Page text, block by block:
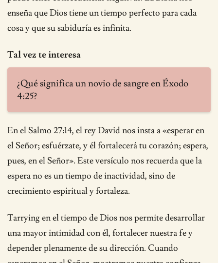
enseña que Dios tiene un tiempo perfecto para cada
cosa y que su sabiduría es infinita.
Tal vez te interesa
¿Qué significa un novio de sangre en Éxodo
4:25?
En el Salmo 27:14, el rey David nos insta a «esperar en
el Señor; esfuérzate, y él fortalecerá tu corazón; espera,
pues, en el Señor». Este versículo nos recuerda que la
espera no es un tiempo de inactividad, sino de
crecimiento espiritual y fortaleza.
Tarrying en el tiempo de Dios nos permite desarrollar
una mayor intimidad con él, fortalecer nuestra fe y
depender plenamente de su dirección. Cuando